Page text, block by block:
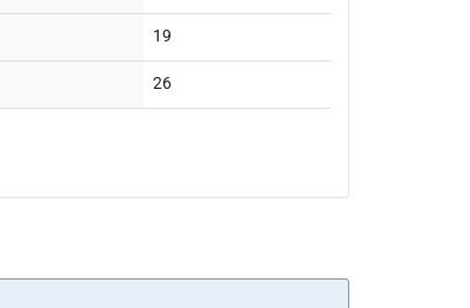
Veranstaltungen
19
Veranstaltungen
26Keine
Veranstaltungen